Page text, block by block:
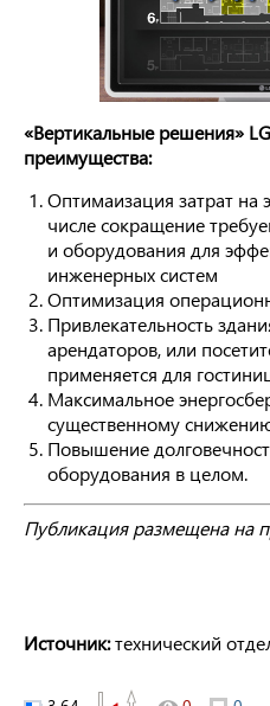
«Вертикальные решения»
преимущества:
Оптимаизация затрат на
числе сокращение
и оборудования для
инженерных систем
Оптимизация
Привлекательность
арендаторов, или
применяется для
Максимальное
существенному
Повышение
оборудования в целом.
Публикация размещена на
Источник:технический